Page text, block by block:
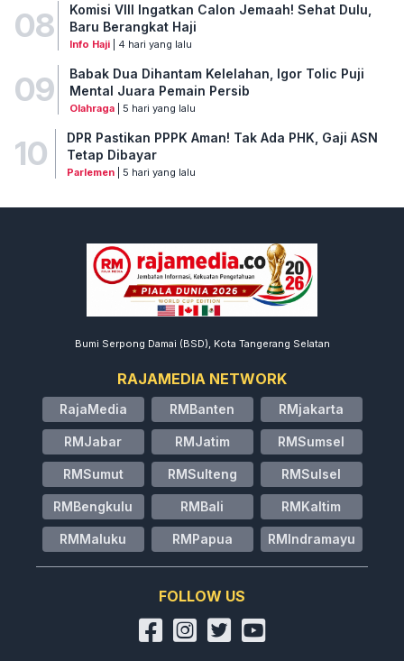
08
Komisi VIII Ingatkan Calon Jemaah! Sehat Dulu,
Baru Berangkat Haji
Info Haji| 4 hari yang lalu
09
Babak Dua Dihantam Kelelahan, Igor Tolic Puji
Mental Juara Pemain Persib
Olahraga| 5 hari yang lalu
10
DPR Pastikan PPPK Aman! Tak Ada PHK, Gaji ASN
Tetap Dibayar
Parlemen| 5 hari yang lalu
Bumi Serpong Damai (BSD), Kota Tangerang Selatan
RAJAMEDIA NETWORK
RajaMedia RMBanten RMjakarta
RMJabar RMJatim RMSumsel
RMSumut RMSulteng RMSulsel
RMBengkulu RMBali RMKaltim
RMMaluku RMPapua RMIndramayu
FOLLOW US